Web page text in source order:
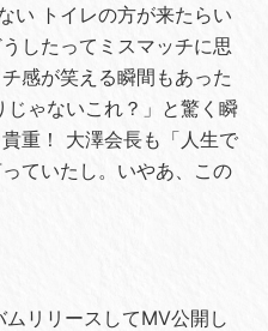
い トイレの方が来たらい
したってミスマッチに思
感が笑える瞬間もあった
ゃないこれ？」と驚く瞬
重！ 大澤会長も「人生で
ていたし。いやあ、この
リリースしてMV公開し